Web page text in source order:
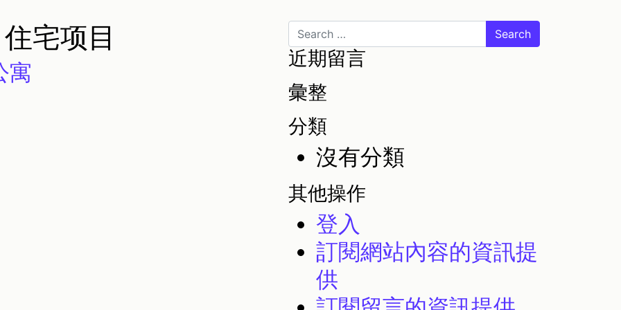
联系我们
住宅项目
寓
Search
近期留言
彙整
分類
沒有分類
其他操作
登入
訂閱網站內容的資訊提
供